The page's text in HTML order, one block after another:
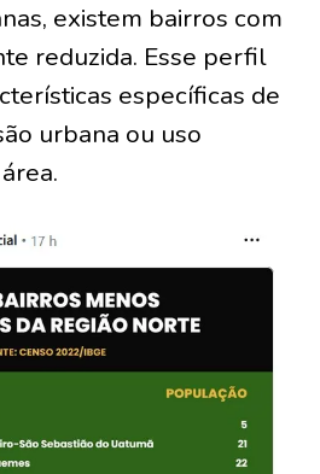
existem bairros com
reduzida. Esse perfil
específicas de
urbana ou uso